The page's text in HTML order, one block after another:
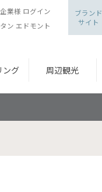
ング 周辺観光
業様 ログイン
ン エドモント
ブランド
サイト